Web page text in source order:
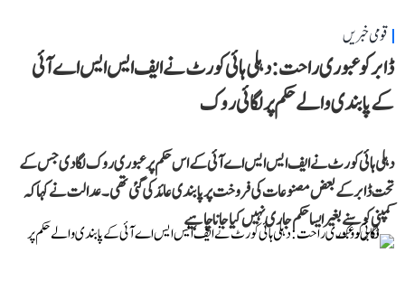
قومی خبریں
ڈابر کو عبوری راحت: دہلی ہائی کورٹ نے ایف ایس ایس اے آئی
کے پابندی والے حکم پر لگائی روک
دہلی ہائی کورٹ نے ایف ایس ایس اے آئی کے اس حکم پر عبوری روک لگا دی جس کے
تحت ڈابر کے بعض مصنوعات کی فروخت پر پابندی عائد کی گئی تھی۔ عدالت نے کہا کہ
کمپنی کو سنے بغیر ایسا حکم جاری نہیں کیا جانا چاہیے